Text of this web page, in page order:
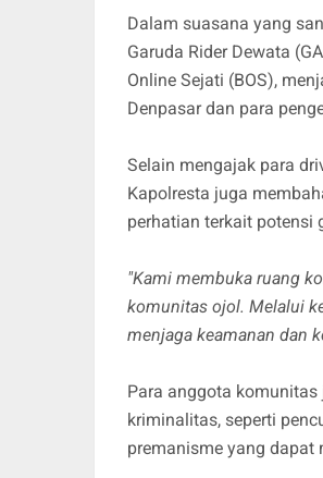
Dalam suasana yang
Garuda Rider Dewata
Online Sejati (BOS),
Denpasar dan para
Selain mengajak para
Kapolresta juga
perhatian terkait potensi
"Kami membuka ruang
komunitas ojol. Melalui
menjaga keamanan dan
Para anggota
kriminalitas, seperti
premanisme yang dapat